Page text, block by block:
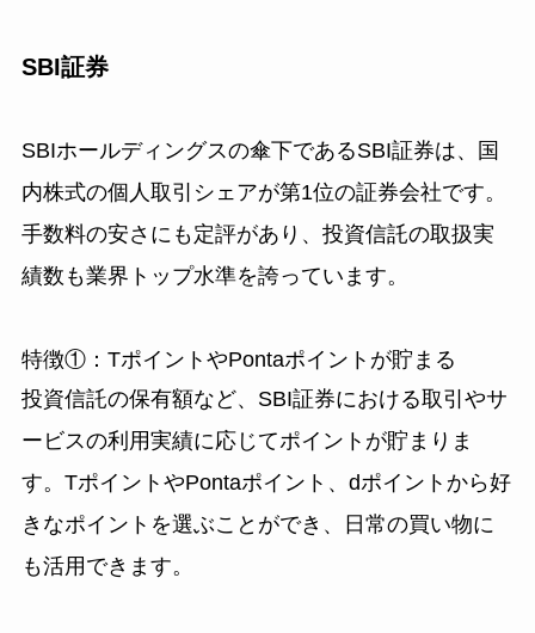
SBI証券
SBIホールディングスの傘下であるSBI証券は、国
内株式の個人取引シェアが第1位の証券会社です。
手数料の安さにも定評があり、投資信託の取扱実
績数も業界トップ水準を誇っています。
特徴①：TポイントやPontaポイントが貯まる
投資信託の保有額など、SBI証券における取引やサ
ービスの利用実績に応じてポイントが貯まりま
す。TポイントやPontaポイント、dポイントから好
きなポイントを選ぶことができ、日常の買い物に
も活用できます。